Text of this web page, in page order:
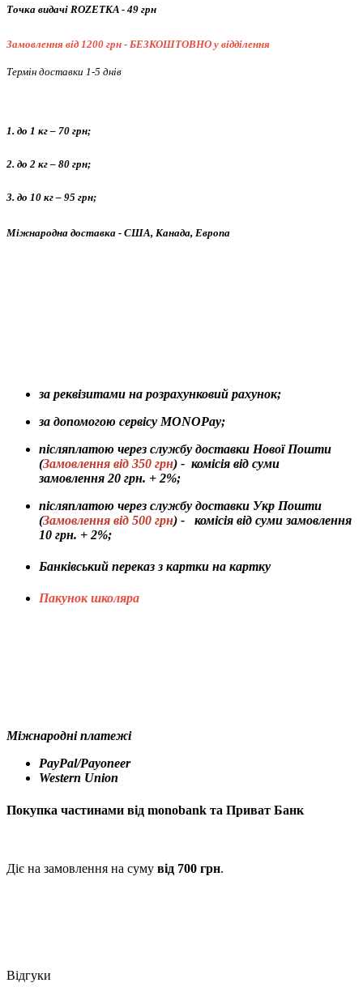
Точка видачі ROZETKA - 49 грн
Замовлення від 1200 грн - БЕЗКОШТОВНО у відділення
Термін доставки 1-5 днів
1. до 1 кг – 70 грн;
2. до 2 кг – 80 грн;
3. до 10 кг – 95 грн;
Міжнародна доставка - США, Канада, Европа
за реквізитами на розрахунковий рахунок;
за допомогою сервісу MONOPay;
післяплатою через службу доставки Нової Пошти
(Замовлення від 350 грн) - комісія від суми
замовлення 20 грн. + 2%;
післяплатою через службу доставки Укр Пошти
(Замовлення від 500 грн) - комісія від суми замовлення
10 грн. + 2%;
Банківський переказ з картки на картку
Пакунок школяра
Міжнародні платежі
PayPal/Payoneer
Western Union
Покупка частинами від monobank та Приват Банк
Діє на замовлення на суму від 700 грн.
Відгуки